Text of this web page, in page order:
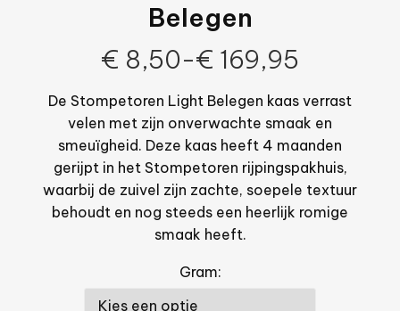
Belegen
€ 8,50-€ 169,95
De Stompetoren Light Belegen kaas verrast
velen met zijn onverwachte smaak en
smeuïgheid. Deze kaas heeft 4 maanden
gerijpt in het Stompetoren rijpingspakhuis,
waarbij de zuivel zijn zachte, soepele textuur
behoudt en nog steeds een heerlijk romige
smaak heeft.
Gram